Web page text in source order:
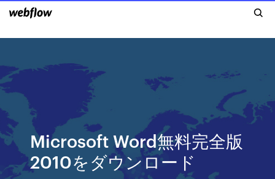
Microsoft Word無料完全版
2010をダ​​ウンロード